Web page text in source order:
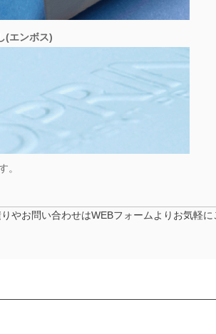
(エンボス)
。
やお問い合わせはWEBフォームよりお気軽に